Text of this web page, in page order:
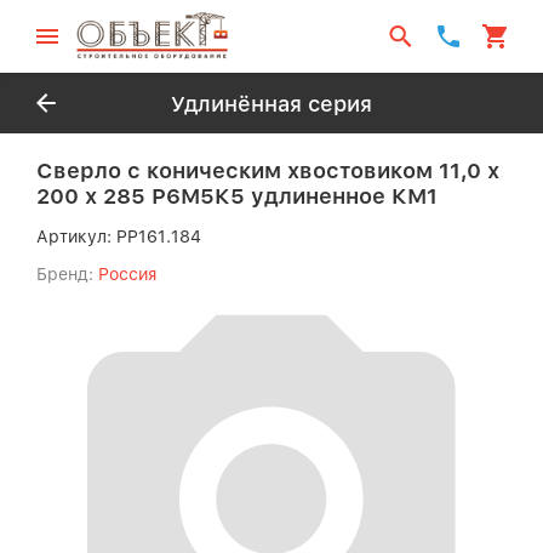
Удлинённая серия
Сверло с коническим хвостовиком 11,0 х
200 х 285 Р6М5К5 удлиненное КМ1
Артикул: PP161.184
Бренд: Россия